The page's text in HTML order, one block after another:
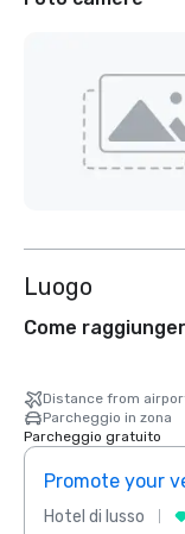
Luogo
Come
Distance from
Parcheggio in zona
Parcheggio gratuito
Promote your
Hotel di lusso